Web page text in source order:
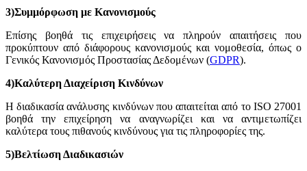
3)Συμμόρφωση με Κανονισμούς
Επίσης βοηθά τις επιχειρήσεις να πληρούν απαιτήσεις που
προκύπτουν από διάφορους κανονισμούς και νομοθεσία, όπως ο
Γενικός Κανονισμός Προστασίας Δεδομένων (GDPR).
4)Καλύτερη Διαχείριση Κινδύνων
Η διαδικασία ανάλυσης κινδύνων που απαιτείται από το ISO 27001
βοηθά την επιχείρηση να αναγνωρίζει και να αντιμετωπίζει
καλύτερα τους πιθανούς κινδύνους για τις πληροφορίες της.
5)Βελτίωση Διαδικασιών